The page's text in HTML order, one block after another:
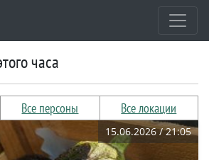
часа
Все персоны Все локации
15.06.2026 / 21:05